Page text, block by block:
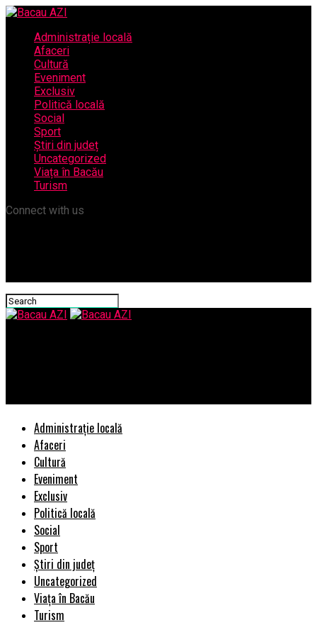
Administrație locală
Afaceri
Cultură
Eveniment
Exclusiv
Politică locală
Social
Sport
Știri din județ
Uncategorized
Viața în Bacău
Turism
Connect with us
Administrație locală
Afaceri
Cultură
Eveniment
Exclusiv
Politică locală
Social
Sport
Știri din județ
Uncategorized
Viața în Bacău
Turism